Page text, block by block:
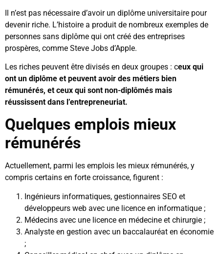
Il n’est pas nécessaire d’avoir un diplôme universitaire pour
devenir riche. L’histoire a produit de nombreux exemples de
personnes sans diplôme qui ont créé des entreprises
prospères, comme Steve Jobs d’Apple.
Les riches peuvent être divisés en deux groupes : ceux qui
ont un diplôme et peuvent avoir des métiers bien
rémunérés, et ceux qui sont non-diplômés mais
réussissent dans l’entrepreneuriat.
Quelques emplois mieux
rémunérés
Actuellement, parmi les emplois les mieux rémunérés, y
compris certains en forte croissance, figurent :
Ingénieurs informatiques, gestionnaires SEO et
développeurs web avec une licence en informatique ;
Médecins avec une licence en médecine et chirurgie ;
Analyste en gestion avec un baccalauréat en économie
;